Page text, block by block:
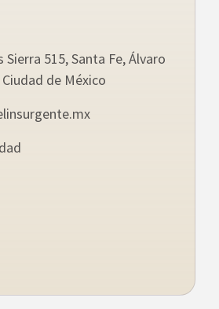
Sierra 515, Santa Fe, Álvaro
de México